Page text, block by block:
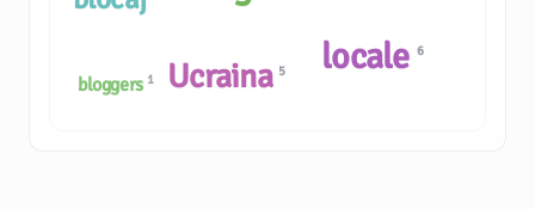
Ucraina 5
bloggers 1
locale 6